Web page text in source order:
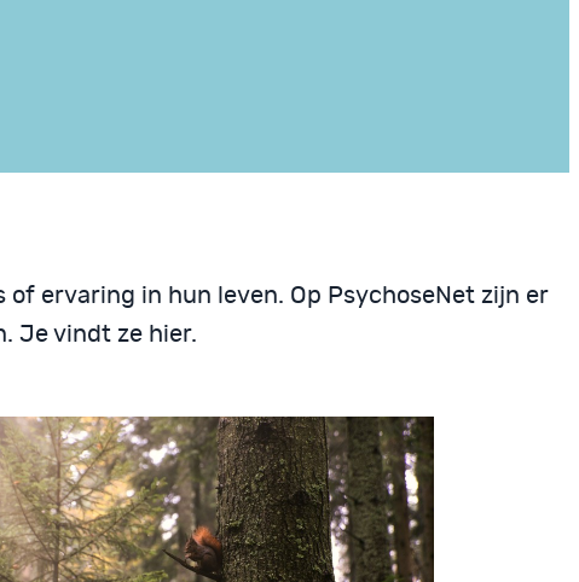
ervaring in hun leven. Op PsychoseNet zijn er
Je vindt ze hier.